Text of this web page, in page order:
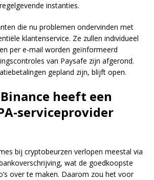
instanties.
die nu problemen ondervinden met
klantenservice. Ze zullen individueel
per e-mail worden geïnformeerd
van Paysafe zijn afgerond.
gepland zijn, blijft open.
heeft een
serviceprovider
bij cryptobeurzen verlopen meestal via
wat de goedkoopste
over te maken. Daarom zou het voor